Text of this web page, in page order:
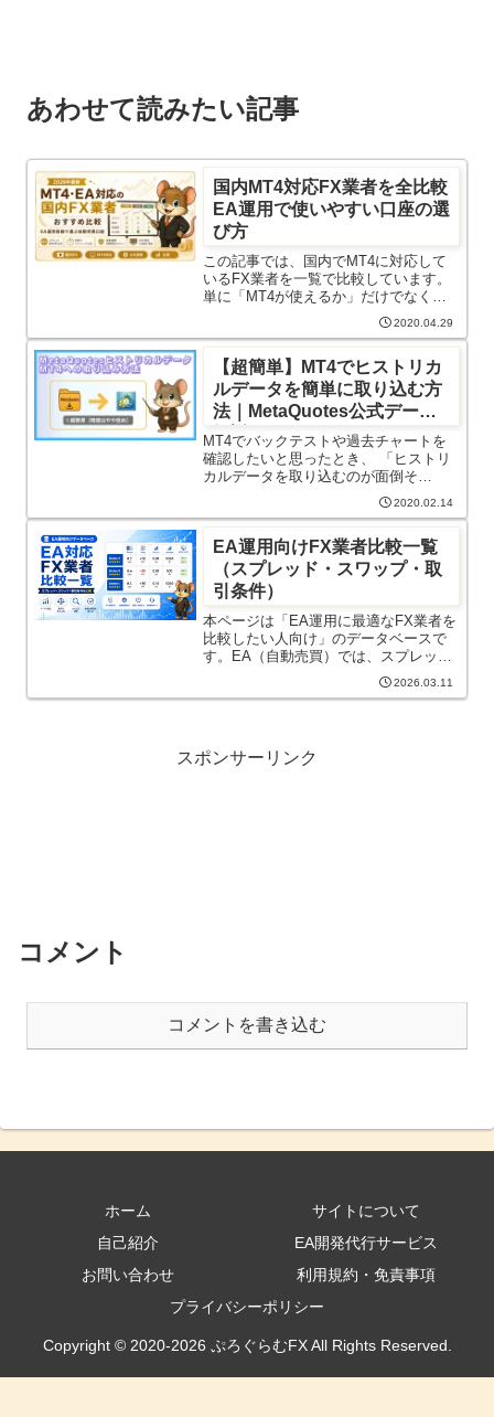
あわせて読みたい記事
国内MT4対応FX業者を全比較
EA運用で使いやすい口座の選
び方
この記事では、国内でMT4に対応して
いるFX業者を一覧で比較しています。
単に「MT4が使えるか」だけでなく、
EA利用の可否・スプレッド/手数料・取
引制限・今後も使いやすいかまで整理
しました。EA運用では、裁量トレード
以上に「業者選び」が運用...
2020.04.29
【超簡単】MT4でヒストリカ
ルデータを簡単に取り込む方
法｜MetaQuotes公式データ
解説
MT4でバックテストや過去チャートを
確認したいと思ったとき、 「ヒストリ
カルデータを取り込むのが面倒そ
う…」 「FXDDや外部サイトからの取
得は手順が多くて不安…」 と感じたこ
とはありませんか？本記事では、MT4
に標準搭載されているMeta...
2020.02.14
EA運用向けFX業者比較一覧
（スプレッド・スワップ・取
引条件）
本ページは「EA運用に最適なFX業者を
比較したい人向け」のデータベースで
す。EA（自動売買）では、スプレッ
ド・約定力・スワップなどの取引条件
によって成績が大きく変わるため、EA
2026.03.11
スポンサーリンク
コメント
コメントを書き込む
ホーム
サイトについて
自己紹介
EA開発代行サービス
お問い合わせ
利用規約・免責事項
プライバシーポリシー
Copyright © 2020-2026 ぷろぐらむFX All Rights Reserved.